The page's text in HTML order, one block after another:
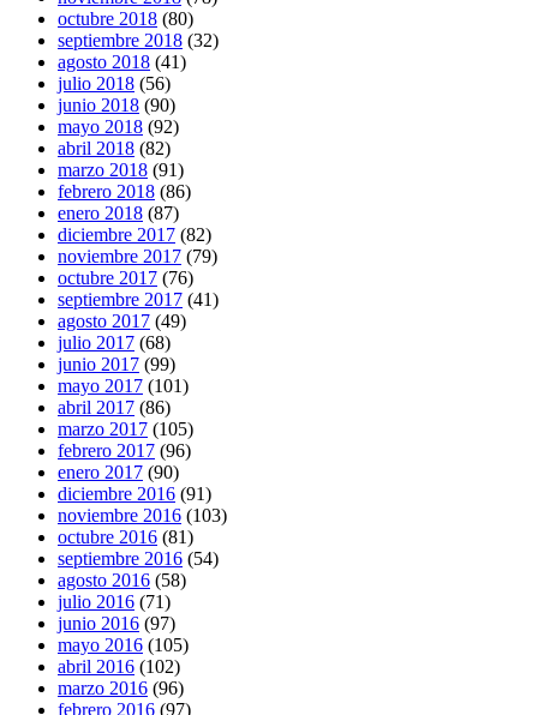
octubre 2018 (80)
septiembre 2018 (32)
agosto 2018 (41)
julio 2018 (56)
junio 2018 (90)
mayo 2018 (92)
abril 2018 (82)
marzo 2018 (91)
febrero 2018 (86)
enero 2018 (87)
diciembre 2017 (82)
noviembre 2017 (79)
octubre 2017 (76)
septiembre 2017 (41)
agosto 2017 (49)
julio 2017 (68)
junio 2017 (99)
mayo 2017 (101)
abril 2017 (86)
marzo 2017 (105)
febrero 2017 (96)
enero 2017 (90)
diciembre 2016 (91)
noviembre 2016 (103)
octubre 2016 (81)
septiembre 2016 (54)
agosto 2016 (58)
julio 2016 (71)
junio 2016 (97)
mayo 2016 (105)
abril 2016 (102)
marzo 2016 (96)
febrero 2016 (97)